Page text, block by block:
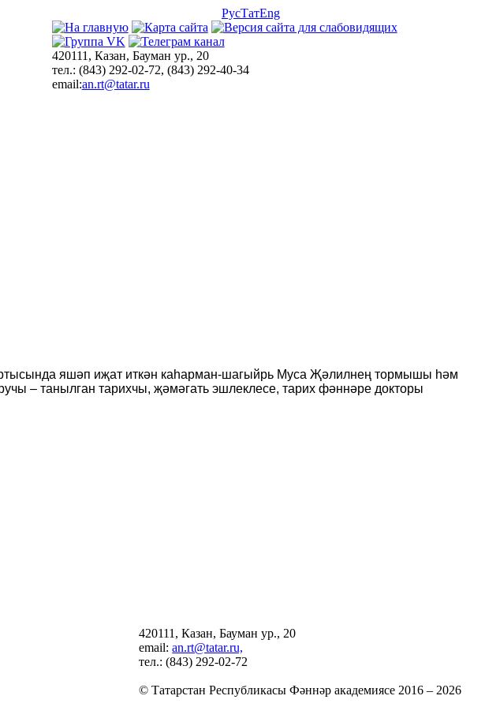
РусТатEng
420111, Казан, Бауман ур., 20
тел.: (843) 292-02-72, (843) 292-40-34
email:an.rt@tatar.ru
яшәп иҗат иткән каһарман-шагыйрь Муса Җәлилнең тормышы һәм
– танылган тарихчы, җәмәгать эшлеклесе, тарих фәннәре докторы
420111, Казан, Бауман ур., 20
email:an.rt@tatar.ru,
тел.: (843) 292-02-72
© Татарстан Республикасы Фәннәр академиясе 2016 – 2026